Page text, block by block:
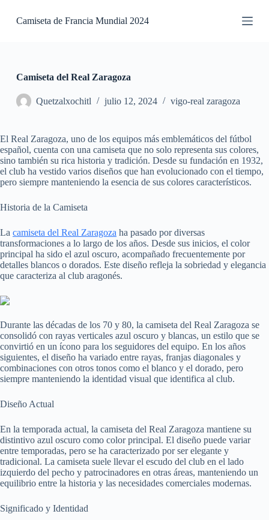
e
n
i
d
o
Camiseta de Francia Mundial 2024
Camiseta del Real Zaragoza
Quetzalxochitl julio 12, 2024 vigo-real zaragoza
El Real Zaragoza, uno de los equipos más emblemáticos del fútbol
español, cuenta con una camiseta que no solo representa sus colores,
sino también su rica historia y tradición. Desde su fundación en 1932,
el club ha vestido varios diseños que han evolucionado con el tiempo,
pero siempre manteniendo la esencia de sus colores característicos.
Historia de la Camiseta
La camiseta del Real Zaragoza ha pasado por diversas
transformaciones a lo largo de los años. Desde sus inicios, el color
principal ha sido el azul oscuro, acompañado frecuentemente por
detalles blancos o dorados. Este diseño refleja la sobriedad y elegancia
que caracteriza al club aragonés.
Durante las décadas de los 70 y 80, la camiseta del Real Zaragoza se
consolidó con rayas verticales azul oscuro y blancas, un estilo que se
convirtió en un ícono para los seguidores del equipo. En los años
siguientes, el diseño ha variado entre rayas, franjas diagonales y
combinaciones con otros tonos como el blanco y el dorado, pero
siempre manteniendo la identidad visual que identifica al club.
Diseño Actual
En la temporada actual, la camiseta del Real Zaragoza mantiene su
distintivo azul oscuro como color principal. El diseño puede variar
entre temporadas, pero se ha caracterizado por ser elegante y
tradicional. La camiseta suele llevar el escudo del club en el lado
izquierdo del pecho y patrocinadores en otras áreas, manteniendo un
equilibrio entre la historia y las necesidades comerciales modernas.
Significado y Identidad